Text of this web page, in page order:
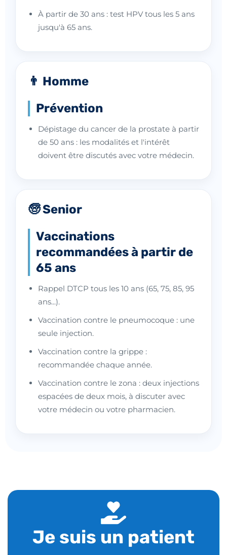
À partir de 30 ans : test HPV tous les 5 ans
jusqu'à 65 ans.
👨 Homme
Prévention
Dépistage du cancer de la prostate à partir
de 50 ans : les modalités et l'intérêt
doivent être discutés avec votre médecin.
🧓 Senior
Vaccinations
recommandées à partir de
65 ans
Rappel DTCP tous les 10 ans (65, 75, 85, 95
ans...).
Vaccination contre le pneumocoque : une
seule injection.
Vaccination contre la grippe :
recommandée chaque année.
Vaccination contre le zona : deux injections
espacées de deux mois, à discuter avec
votre médecin ou votre pharmacien.
Je suis un patient